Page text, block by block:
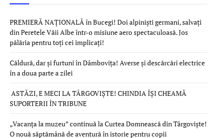
PREMIERĂ NAȚIONALĂ în Bucegi! Doi alpiniști germani, salvați
din Peretele Văii Albe într-o misiune aero spectaculoasă. Jos
pălăria pentru toți cei implicați!
Căldură, dar și furtuni în Dâmbovița! Averse și descărcări electrice
în a doua parte a zilei
ASTĂZI, E MECI LA TÂRGOVIȘTE! CHINDIA ÎȘI CHEAMĂ
SUPORTERII ÎN TRIBUNE
„Vacanța la muzeu” continuă la Curtea Domnească din Târgoviște!
O nouă săptămână de aventură în istorie pentru copii